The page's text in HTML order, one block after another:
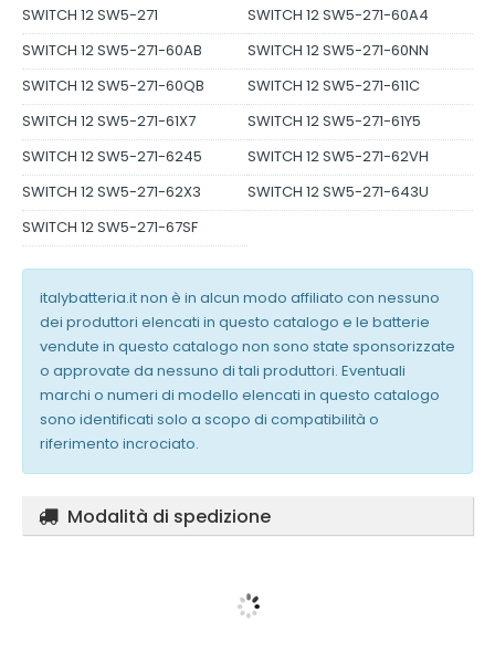
SWITCH 12 SW5-271
SWITCH 12 SW5-271-60A4
SWITCH 12 SW5-271-60AB
SWITCH 12 SW5-271-60NN
SWITCH 12 SW5-271-60QB
SWITCH 12 SW5-271-611C
SWITCH 12 SW5-271-61X7
SWITCH 12 SW5-271-61Y5
SWITCH 12 SW5-271-6245
SWITCH 12 SW5-271-62VH
SWITCH 12 SW5-271-62X3
SWITCH 12 SW5-271-643U
SWITCH 12 SW5-271-67SF
italybatteria.it non è in alcun modo affiliato con nessuno
dei produttori elencati in questo catalogo e le batterie
vendute in questo catalogo non sono state sponsorizzate
o approvate da nessuno di tali produttori. Eventuali
marchi o numeri di modello elencati in questo catalogo
sono identificati solo a scopo di compatibilità o
riferimento incrociato.
Modalità di spedizione